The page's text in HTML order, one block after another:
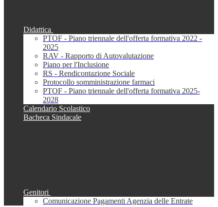
Didattica
PTOF - Piano triennale dell'offerta formativa 2022 -
2025
RAV - Rapporto di Autovalutazione
Piano per l'Inclusione
RS - Rendicontazione Sociale
Protocollo somministrazione farmaci
PTOF - Piano triennale dell'offerta formativa 2025-
2028
Calendario Scolastico
Bacheca Sindacale
Genitori
Comunicazione Pagamenti Agenzia delle Entrate